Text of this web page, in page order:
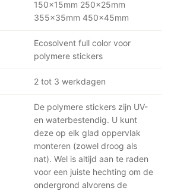
150x15mm 250x25mm
355x35mm 450x45mm
Ecosolvent full color voor
polymere stickers
2 tot 3 werkdagen
De polymere stickers zijn UV-
en waterbestendig. U kunt
deze op elk glad oppervlak
monteren (zowel droog als
nat). Wel is altijd aan te raden
voor een juiste hechting om de
ondergrond alvorens de